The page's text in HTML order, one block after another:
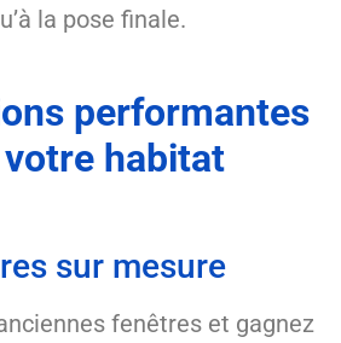
la pose finale.
performantes
habitat
sur mesure
fenêtres et gagnez